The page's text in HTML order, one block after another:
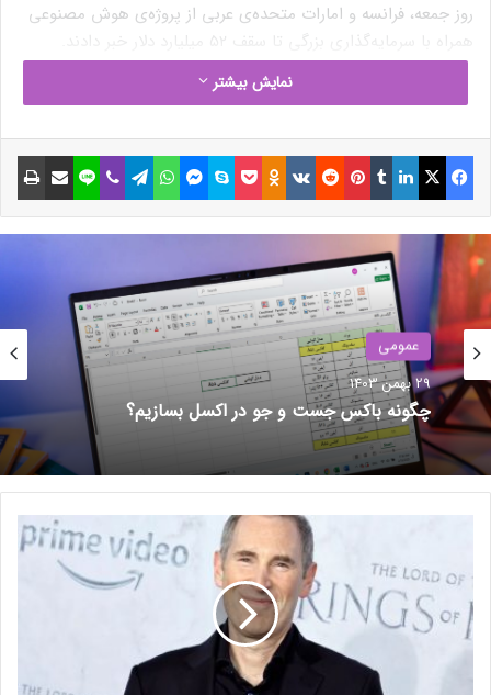
روز جمعه، فرانسه و امارات متحده‌ی عربی از پروژه‌ی هوش مصنوعی
همراه با سرمایه‌گذاری بزرگی تا سقف ۵۲ میلیارد دلار خبر دادند.
دو دلیل اصلی وجود دارد که این پروژه‌های سرمایه‌گذاری عظیم
مانند OpenAI، سافت‌بانک، MGX و سایر شرکت‌ها، پروژه‌ی
«استارگیت» را معرفی کردند. این پروژه برنامه سرمایه‌گذاری ۵۰۰
میلیارد دلاری برای ساخت چندین دیتاسنتر متمرکز بر هوش مصنوعی
در ایالات متحده است.
نوشته های مشابه
یک اشتباه فاجعه‌بار: قابلیت
Emergency SOS پیکسل،
عکس‌های خصوصی کاربر را به
مخاطبانش ارسال کرد
29 بهمن 1403
ایلان ماسک: ربات‌های انسان‌نمای
تسلا سال آینده به‌صورت داخلی
استفاده خواهند شد
2 مرداد 1403
نمایش بیشتر
فیسبوک ایکس لینکداین تامبلر پینتریست Reddit
VKontakte
Odnoklassniki پاکت اسکایپ مسنجر واتس آپ تلگرام وایبر لاین اشتراک گذاری با ایمیل
عمومی
29 بهمن 1403
چگونه باکس جست و جو در اکسل بسازیم؟
ا
ز
و
ن